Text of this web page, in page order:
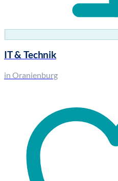
IT & Technik
in Oranienburg